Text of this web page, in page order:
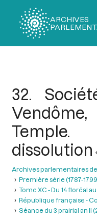
ARCHIVES
32.
dissolution
Archives parlementaires
Première série (1787-
Tome XC - Du 14 floréal
République française -
Séance du 3 prairial an II